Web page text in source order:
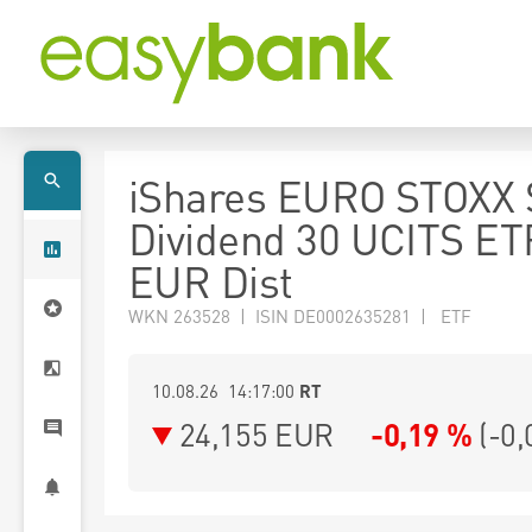
iShares EURO
Dividend 30 UCITS
EUR Dist
WKN 263528 | ISIN DE0002635281 | ETF
10.08.26 14:17:00 RT
24,155 EUR -0,19 % (-